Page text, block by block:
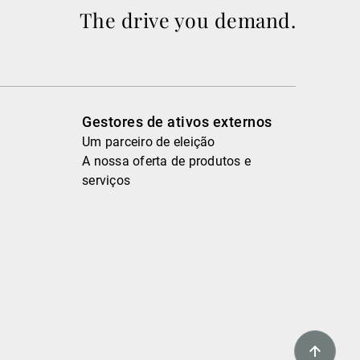
The drive you demand.
Gestores de ativos externos
Um parceiro de eleição
A nossa oferta de produtos e
serviços